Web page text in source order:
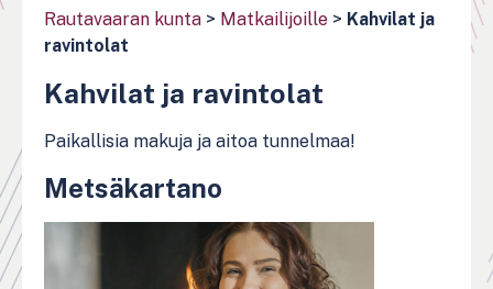
Rautavaaran kunta > Matkailijoille > Kahvilat ja
ravintolat
Kahvilat ja ravintolat
Paikallisia makuja ja aitoa tunnelmaa!
Metsäkartano